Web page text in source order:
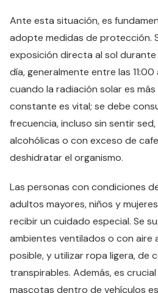
Ante esta situación, es
adopte medidas de protección.
exposición directa al sol
día, generalmente entre las 11:00
cuando la radiación solar es
constante es vital; se debe
frecuencia, incluso sin sentir
alcohólicas o con exceso de
deshidratar el organismo.
Las personas con condiciones
adultos mayores, niños y
recibir un cuidado especial. Se
ambientes ventilados o con aire
posible, y utilizar ropa ligera, de
transpirables. Además, es
mascotas dentro de vehículos